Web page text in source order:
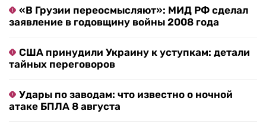
«В Грузии переосмысляют»: МИД РФ сделал
заявление в годовщину войны 2008 года
США принудили Украину к уступкам: детали
тайных переговоров
Удары по заводам: что известно о ночной
атаке БПЛА 8 августа